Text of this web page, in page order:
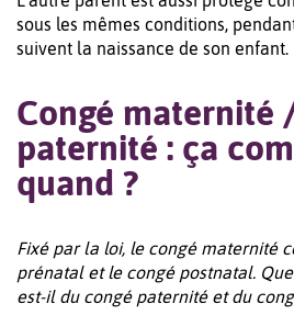
sous les mêmes conditions,
suivent la naissance de son enfant.
Congé maternité
paternité : ça
quand ?
Fixé par la loi, le congé maternité
prénatal et le congé postnatal.
est-il du congé paternité et du